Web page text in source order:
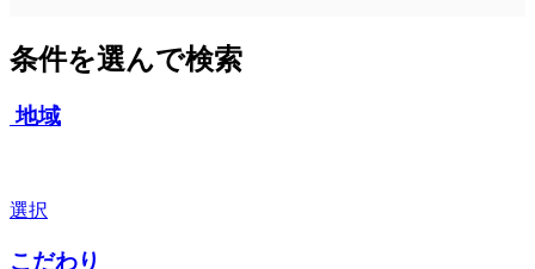
条件を選んで検索
地域
選択
こだわり